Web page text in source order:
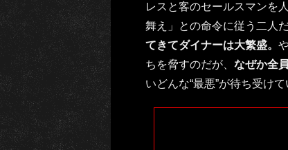
レスと客のセールスマンを
舞え」との命令に従う二人だ
てきてダイナーは大繁盛。
ちを脅すのだが、 なぜか全
いどんな“最悪”が待ち受けて